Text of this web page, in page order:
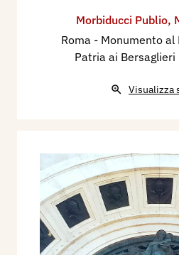
Morbiducci Publio,
Roma - Monumento al
Patria ai Bersaglieri
Visualizza